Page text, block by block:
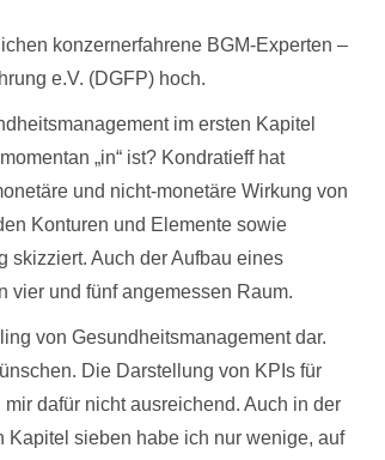
konzernerfahrene BGM-Experten –
e.V. (DGFP) hoch.
im ersten Kapitel
„in“ ist? Kondratieff hat
und nicht-monetäre Wirkung von
Konturen und Elemente sowie
skizziert. Auch der Aufbau eines
vier und fünf angemessen Raum.
von Gesundheitsmanagement dar.
Die Darstellung von KPIs für
dafür nicht ausreichend. Auch in der
sieben habe ich nur wenige, auf